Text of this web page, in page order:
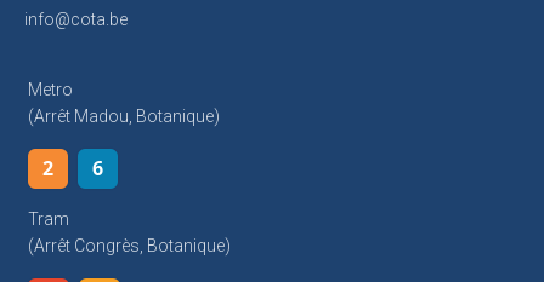
info@cota.be
Metro
(arrêt Madou, Botanique)
2 6
Tram
(arrêt Congrès, Botanique)